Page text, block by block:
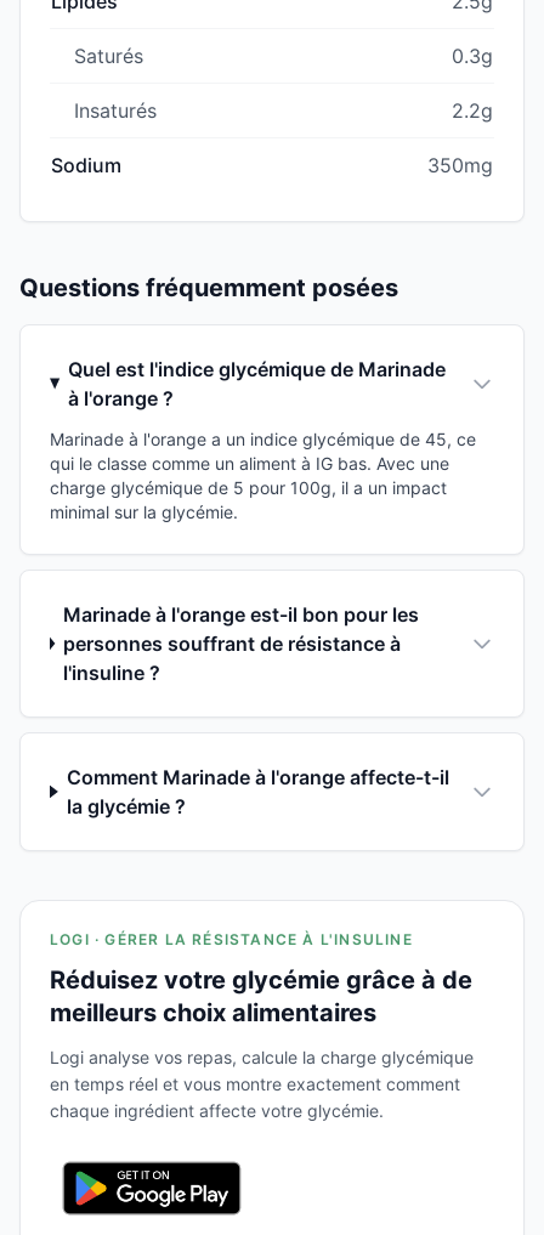
Saturés 0.3g
Insaturés 2.2g
Sodium 350mg
Questions fréquemment posées
Quel est l'indice glycémique de Marinade
à l'orange ?
Marinade à l'orange a un indice glycémique de 45, ce
qui le classe comme un aliment à IG bas. Avec une
charge glycémique de 5 pour 100g, il a un impact
minimal sur la glycémie.
Marinade à l'orange est-il bon pour les
personnes souffrant de résistance à
l'insuline ?
Comment Marinade à l'orange affecte-t-il
la glycémie ?
LOGI · GÉRER LA RÉSISTANCE À L'INSULINE
Réduisez votre glycémie grâce à de
meilleurs choix alimentaires
Logi analyse vos repas, calcule la charge glycémique
en temps réel et vous montre exactement comment
chaque ingrédient affecte votre glycémie.